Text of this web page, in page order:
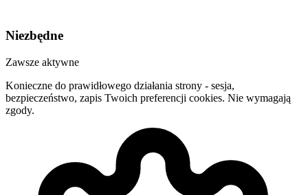
Niezbędne
Zawsze aktywne
Konieczne do prawidłowego działania strony - sesja,
bezpieczeństwo, zapis Twoich preferencji cookies. Nie wymagają
zgody.